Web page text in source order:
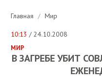
Главная / Мир
10:13 / 24.10.2008
МИР
В ЗАГРЕБЕ УБИТ